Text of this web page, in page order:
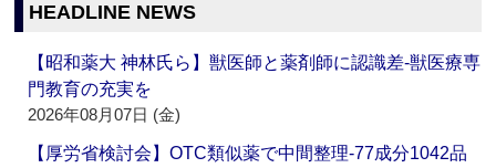
HEADLINE NEWS
【昭和薬大 神林氏ら】獣医師と薬剤師に認識差‐獣医療専
門教育の充実を
2026年08月07日 (金)
【厚労省検討会】OTC類似薬で中間整理‐77成分1042品